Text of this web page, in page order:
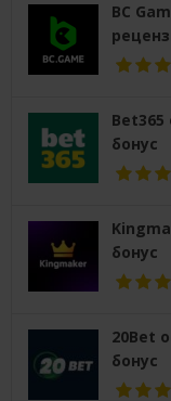
BC
бонус
бонус
20Bet
бонус